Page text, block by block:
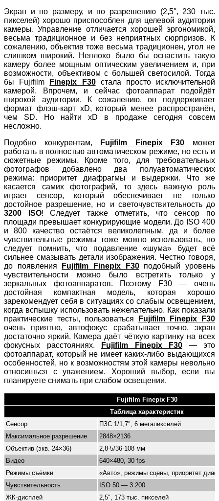
Экран и по размеру, и по разрешению (2,5″, 230 тыс.
пикселей) хорошо приспособлен для целевой аудитории
камеры. Управление отличается хорошей эргономикой,
весьма традиционное и без неприятных сюрпризов. К
сожалению, объектив тоже весьма традиционен, угол не
слишком широкий. Неплохо было бы оснастить такую
камеру более мощным оптическим увеличением и, при
возможности, объективом с большей светосилой. Тогда
бы Fujifilm
Finepix F30стала просто исключительной
камерой. Впрочем, и сейчас фотоаппарат подойдёт
широкой аудитории. К сожалению, он поддерживает
формат флэш-карт xD, который менее распространён,
чем SD. Но найти xD в продаже сегодня совсем
несложно.
Подобно конкурентам,
Fujifilm Finepix F30 может
работать в полностью автоматическом режиме, но есть и
сюжетные режимы. Кроме того, для требовательных
фотографов добавлено два полуавтоматических
режима: приоритет диафрагмы и выдержки. Что же
касается самих фотографий, то здесь важную роль
играет сенсор, который обеспечивает не только
достойное разрешение, но и светочувствительность до
3200 ISO! Следует также отметить, что сенсор по
площади превышает конкурирующие модели. До ISO 400
и 800 качество остаётся великолепным, да и более
чувствительные режимы тоже можно использовать, но
следует помнить, что подавление «шума» будет всё
сильнее смазывать детали изображения. Честно говоря,
до появления
Fujifilm Finepix F30подобный уровень
чувствительности можно было встретить только у
зеркальных фотоаппаратов. Поэтому F30 — очень
достойная компактная модель, которая хорошо
зарекомендует себя в ситуациях со слабым освещением,
когда вспышку использовать нежелательно. Как показали
практические тесты, пользоваться
Fujifilm Finepix F30
очень приятно, автофокус срабатывает точно, экран
достаточно яркий. Камера даёт чёткую картинку на всех
фокусных расстояниях.
Fujifilm Finepix F30 — это
фотоаппарат, который не имеет каких-либо выдающихся
особенностей, но к возможностям этой камеры невольно
относишься с уважением. Хороший выбор, если вы
планируете снимать при слабом освещении.
Fujifilm Finepix F30
Таблица характеристик
Сенсор
ПЗС 1/1,7″, 6 мегапикселей
Максимальное разрешение
2848×2136
Объектив (экв. 24×36)
2,8-5/36-108 мм
Видео
640×480, 30 fps
Режимы съёмки
«Авто», режимы сцены, приоритет
Чувствительность
ISO 50 — 3 200
ЖК-дисплей
2,5″, 173 тыс. пикселей